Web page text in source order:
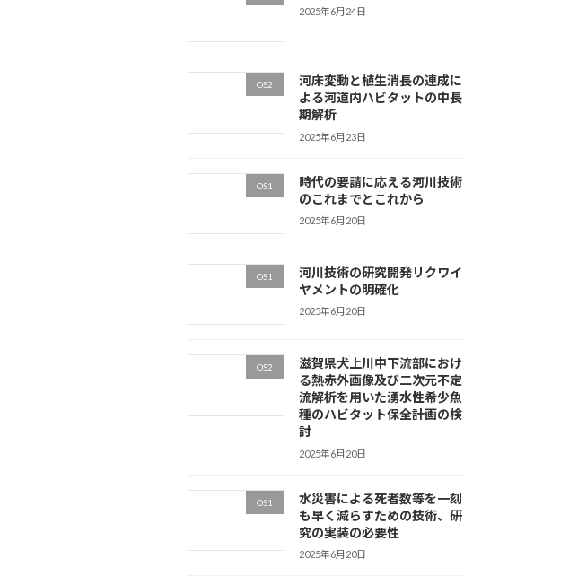
2025年6月24日
OS2
河床変動と植生消長の連成に
よる河道内ハビタットの中長
期解析
2025年6月23日
OS1
時代の要請に応える河川技術
のこれまでとこれから
2025年6月20日
OS1
河川技術の研究開発リクワイ
ヤメントの明確化
2025年6月20日
OS2
滋賀県犬上川中下流部におけ
る熱赤外画像及び二次元不定
流解析を用いた湧水性希少魚
種のハビタット保全計画の検
討
2025年6月20日
OS1
水災害による死者数等を一刻
も早く減らすための技術、研
究の実装の必要性
2025年6月20日